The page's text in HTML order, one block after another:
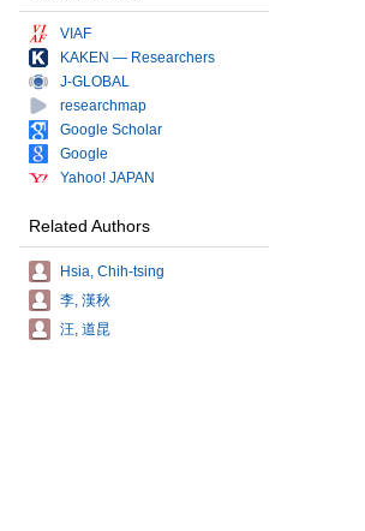
VIAF
KAKEN — Researchers
J-GLOBAL
researchmap
Google Scholar
Google
Yahoo! JAPAN
Related Authors
Hsia, Chih-tsing
李, 漢秋
汪, 道昆